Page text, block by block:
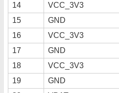
14
VCC_3V3
15
GND
16
VCC_3V3
17
GND
18
VCC_3V3
19
GND